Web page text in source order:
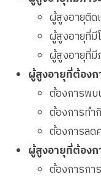
ผู้สูงอายุติด
ผู้สูงอายุที่มี
ผู้สูงอายุที่มี
ผู้สูงอายุที่ต้อง
ต้องการพบ
ต้องการท
ต้องการลด
ผู้สูงอายุที่ต้อง
ต้องการกา